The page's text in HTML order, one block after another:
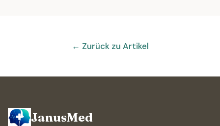
← Zurück zu Artikel
JanusMed